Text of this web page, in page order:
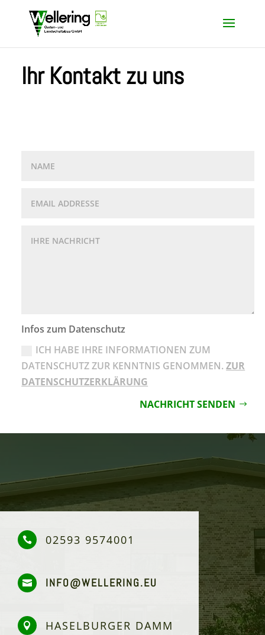
Ihr Kontakt zu uns
Infos zum Datenschutz
ICH HABE IHRE INFORMATIONEN ZUM
DATENSCHUTZ ZUR KENNTNIS GENOMMEN.ZUR
DATENSCHUTZERKLÄRUNG
NACHRICHT SENDEN
 02593 9574001
 INFO@WELLERING.EU

HASELBURGER DAMM